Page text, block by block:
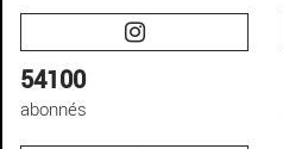
54100
abonnés